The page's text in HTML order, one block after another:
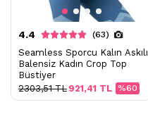
4.4 (63)
Seamless Sporcu Kalın Askılı
Balensiz Kadın Crop Top
Büstiyer
%60
921,41 TL
2303,51 TL